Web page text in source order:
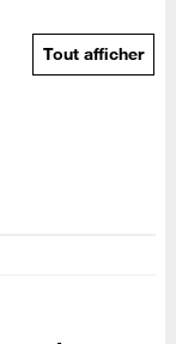
Tout afficher